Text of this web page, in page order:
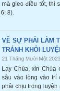
mà gieo điều tốt, thì
8).
VỀ SỰ PHẢI LÀM
TRÁNH KHỎI
21 Tháng Mười Một 2023
Lạy Chúa, xin
sâu vào lòng vào trí
phải chịu trong luyện